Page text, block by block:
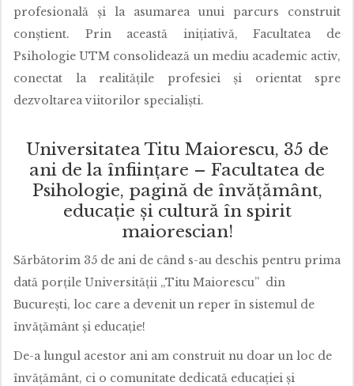
profesională și la asumarea unui parcurs construit
conștient. Prin această inițiativă, Facultatea de
Psihologie UTM consolidează un mediu academic activ,
conectat la realitățile profesiei și orientat spre
dezvoltarea viitorilor specialiști.
Universitatea Titu Maiorescu, 35 de
ani de la înființare – Facultatea de
Psihologie, pagină de învățământ,
educație și cultură în spirit
maiorescian!
Sărbătorim 35 de ani de când s-au deschis pentru prima
dată porțile Universității „Titu Maiorescu” din
București, loc care a devenit un reper în sistemul de
învățământ și educație!
De-a lungul acestor ani am construit nu doar un loc de
învățământ, ci o comunitate dedicată educației și